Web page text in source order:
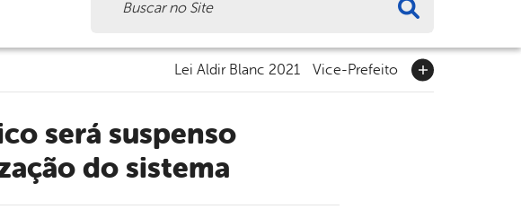
Lei Aldir Blanc 2021 Vice-Prefeito
do sistema